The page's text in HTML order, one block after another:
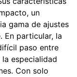
un
gama de ajustes
En particular, la
paso entre
especialidad
Con solo